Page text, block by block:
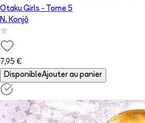
Otaku Girls - Tome 5
N. Konjō
7,95 €
DisponibleAjouter au panier